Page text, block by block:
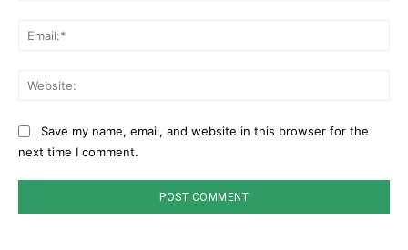
Save my name, email, and website in this browser for the
next time I comment.